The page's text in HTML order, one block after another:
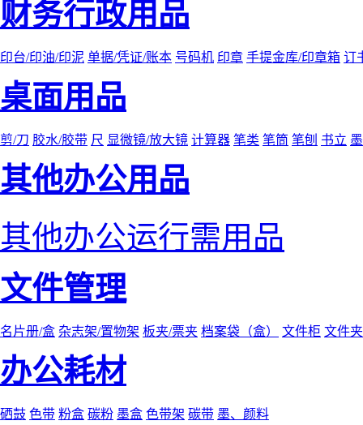
财务行政用品
印台/印油/印泥 单据/凭证/账本 号码机 印章 手提金库/印章箱 订
桌面用品
剪/刀 胶水/胶带 尺 显微镜/放大镜 计算器 笔类 笔筒 笔刨 书立
其他办公用品
其他办公运行需用品
文件管理
名片册/盒 杂志架/置物架 板夹/票夹 档案袋（盒） 文件柜 文件
办公耗材
硒鼓 色带 粉盒 碳粉 墨盒 色带架 碳带 墨、颜料